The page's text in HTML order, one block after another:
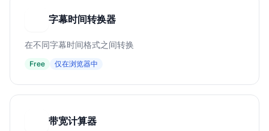
字幕时间转换器
在不同字幕时间格式之间转换
Free 仅在浏览器中
带宽计算器